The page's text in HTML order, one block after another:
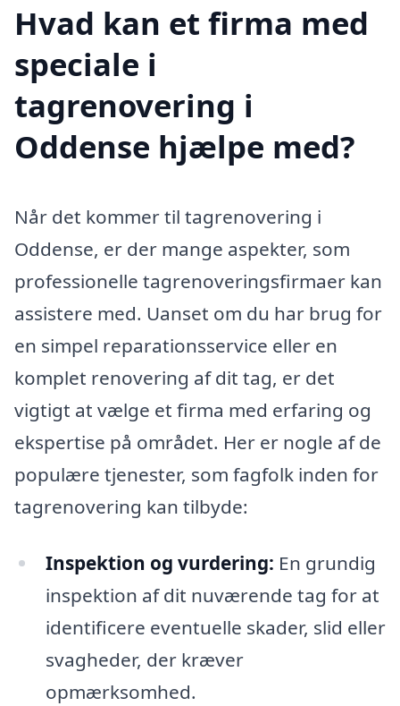
Hvad kan et firma med
speciale i
tagrenovering i
Oddense hjælpe med?
Når det kommer til tagrenovering i
Oddense, er der mange aspekter, som
professionelle tagrenoveringsfirmaer kan
assistere med. Uanset om du har brug for
en simpel reparationsservice eller en
komplet renovering af dit tag, er det
vigtigt at vælge et firma med erfaring og
ekspertise på området. Her er nogle af de
populære tjenester, som fagfolk inden for
tagrenovering kan tilbyde:
Inspektion og vurdering: En grundig
inspektion af dit nuværende tag for at
identificere eventuelle skader, slid eller
svagheder, der kræver
opmærksomhed.